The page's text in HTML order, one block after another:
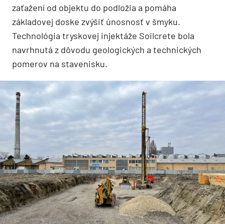
zaťažení od objektu do podložia a pomáha
základovej doske zvýšiť únosnosť v šmyku.
Technológia tryskovej injektáže Soilcrete bola
navrhnutá z dôvodu geologických a technických
pomerov na stavenisku.